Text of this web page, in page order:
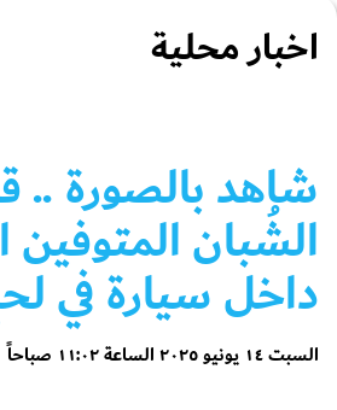
اخبار محلية
شاهد بالصورة ..
الشُبان المتوفين
داخل سيارة في
السبت ١٤ يونيو ٢٠٢٥ الساعة ١١:٠٢ صباحاً